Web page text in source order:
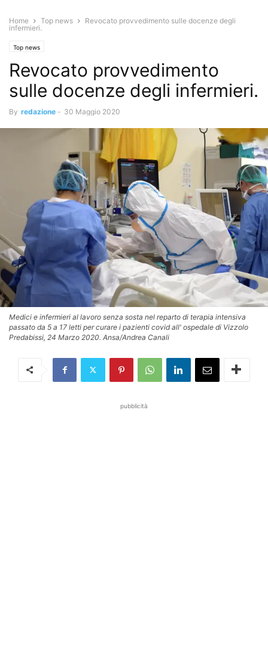
Home Top news
Revocato provvedimento sulle docenze degli
infermieri.
Top news
Revocato provvedimento
sulle docenze degli infermieri.
By redazione - 30 Maggio 2020
Medici e infermieri al lavoro senza sosta nel reparto di terapia intensiva
passato da 5 a 17 letti per curare i pazienti covid all' ospedale di Vizzolo
Predabissi, 24 Marzo 2020. Ansa/Andrea Canali
pubblicità